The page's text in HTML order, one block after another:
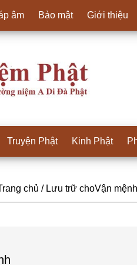
âm Bảo mật Giới thiệu
Truyện Phật Kinh Phật
chủ /Lưu trữ choVận mệnh